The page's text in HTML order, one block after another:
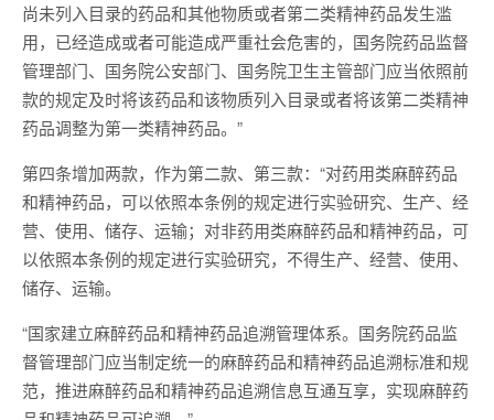
尚未列入目录的药品和其他物质或者第二类精神药品发生滥
用，已经造成或者可能造成严重社会危害的，国务院药品监督
管理部门、国务院公安部门、国务院卫生主管部门应当依照前
款的规定及时将该药品和该物质列入目录或者将该第二类精神
药品调整为第一类精神药品。”
第四条增加两款，作为第二款、第三款：“对药用类麻醉药品
和精神药品，可以依照本条例的规定进行实验研究、生产、经
营、使用、储存、运输；对非药用类麻醉药品和精神药品，可
以依照本条例的规定进行实验研究，不得生产、经营、使用、
储存、运输。
“国家建立麻醉药品和精神药品追溯管理体系。国务院药品监
督管理部门应当制定统一的麻醉药品和精神药品追溯标准和规
范，推进麻醉药品和精神药品追溯信息互通互享，实现麻醉药